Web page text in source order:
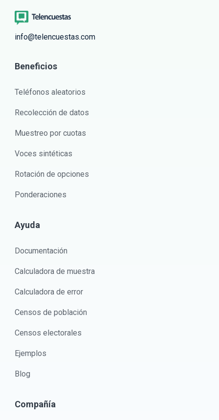
info@telencuestas.com
Beneficios
Teléfonos aleatorios
Recolección de datos
Muestreo por cuotas
Voces sintéticas
Rotación de opciones
Ponderaciones
Ayuda
Documentación
Calculadora de muestra
Calculadora de error
Censos de población
Censos electorales
Ejemplos
Blog
Compañía